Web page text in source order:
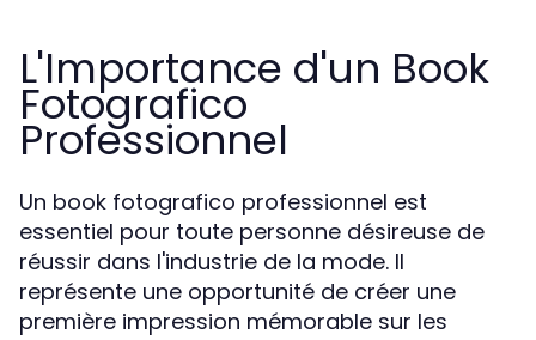
L'Importance d'un Book
Fotografico
Professionnel
Un book fotografico professionnel est
essentiel pour toute personne désireuse de
réussir dans l'industrie de la mode. Il
représente une opportunité de créer une
première impression mémorable sur les